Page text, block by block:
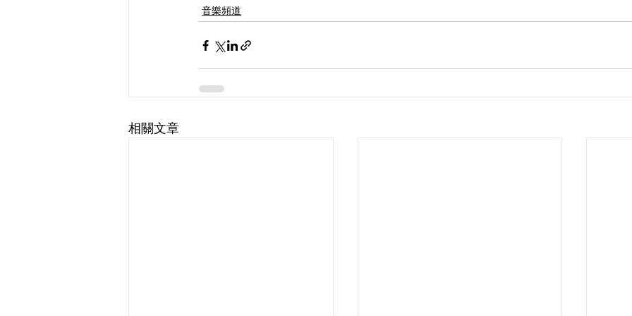
音樂頻道
相關文章